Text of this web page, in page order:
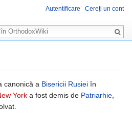
canonică a Bisericii Rusiei în
York a fost demis de Patriarhie,
Autentificare Cereți un cont